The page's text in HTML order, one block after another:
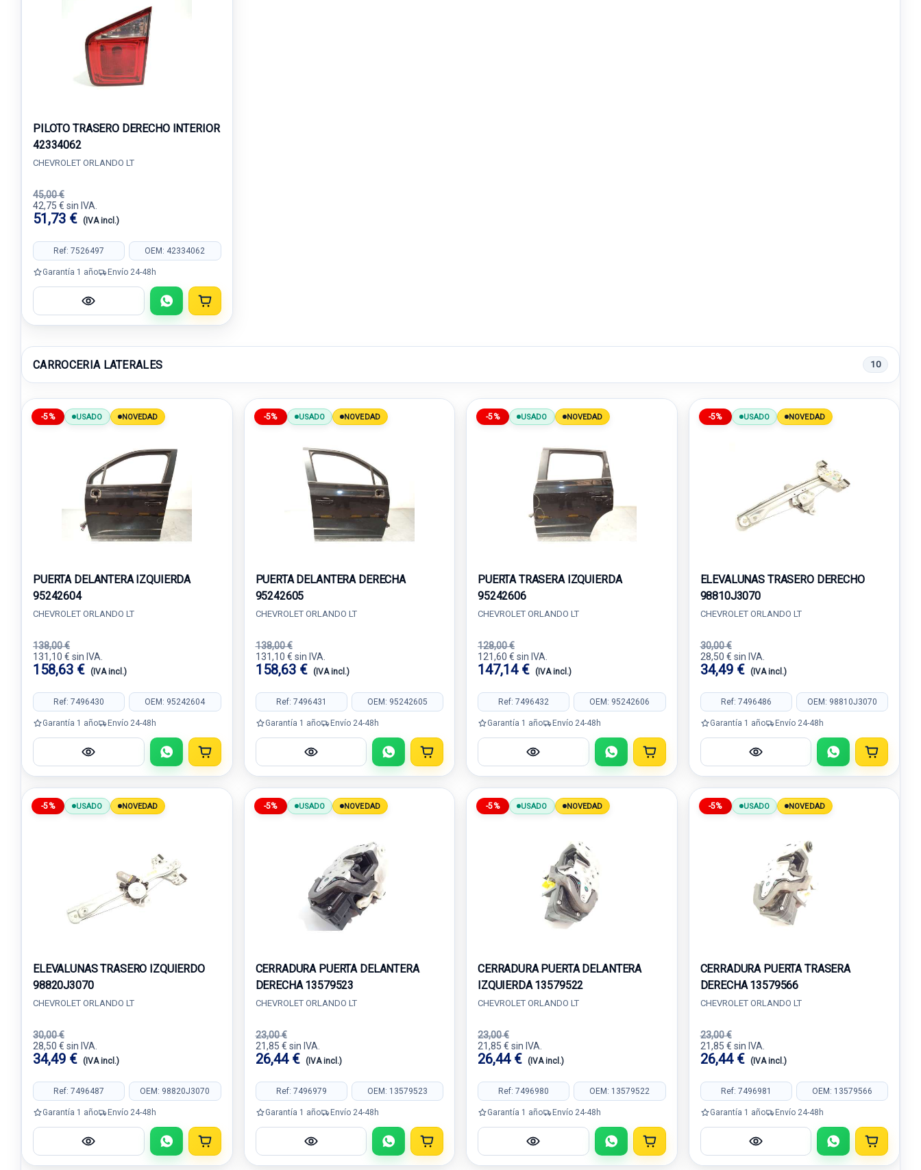
PILOTO TRASERO DERECHO INTERIOR
42334062
CHEVROLET ORLANDO LT
45,00 €
42,75 € sin IVA.
51,73 € (IVA incl.)
Ref: 7526497 OEM: 42334062
Garantía 1 año Envío 24-48h
CARROCERIA LATERALES 10
-5% USADO NOVEDAD
PUERTA DELANTERA IZQUIERDA
95242604
CHEVROLET ORLANDO LT
138,00 €
131,10 € sin IVA.
158,63 € (IVA incl.)
Ref: 7496430 OEM: 95242604
Garantía 1 año Envío 24-48h
-5% USADO NOVEDAD
PUERTA DELANTERA DERECHA
95242605
CHEVROLET ORLANDO LT
138,00 €
131,10 € sin IVA.
158,63 € (IVA incl.)
Ref: 7496431 OEM: 95242605
Garantía 1 año Envío 24-48h
-5% USADO NOVEDAD
PUERTA TRASERA IZQUIERDA
95242606
CHEVROLET ORLANDO LT
128,00 €
121,60 € sin IVA.
147,14 € (IVA incl.)
Ref: 7496432 OEM: 95242606
Garantía 1 año Envío 24-48h
-5% USADO NOVEDAD
ELEVALUNAS TRASERO DERECHO
98810J3070
CHEVROLET ORLANDO LT
30,00 €
28,50 € sin IVA.
34,49 € (IVA incl.)
Ref: 7496486 OEM: 98810J3070
Garantía 1 año Envío 24-48h
-5% USADO NOVEDAD
ELEVALUNAS TRASERO IZQUIERDO
98820J3070
CHEVROLET ORLANDO LT
30,00 €
28,50 € sin IVA.
34,49 € (IVA incl.)
Ref: 7496487 OEM: 98820J3070
Garantía 1 año Envío 24-48h
-5% USADO NOVEDAD
CERRADURA PUERTA DELANTERA
DERECHA 13579523
CHEVROLET ORLANDO LT
23,00 €
21,85 € sin IVA.
26,44 € (IVA incl.)
Ref: 7496979 OEM: 13579523
Garantía 1 año Envío 24-48h
-5% USADO NOVEDAD
CERRADURA PUERTA DELANTERA
IZQUIERDA 13579522
CHEVROLET ORLANDO LT
23,00 €
21,85 € sin IVA.
26,44 € (IVA incl.)
Ref: 7496980 OEM: 13579522
Garantía 1 año Envío 24-48h
-5% USADO NOVEDAD
CERRADURA PUERTA TRASERA
DERECHA 13579566
CHEVROLET ORLANDO LT
23,00 €
21,85 € sin IVA.
26,44 € (IVA incl.)
Ref: 7496981 OEM: 13579566
Garantía 1 año Envío 24-48h